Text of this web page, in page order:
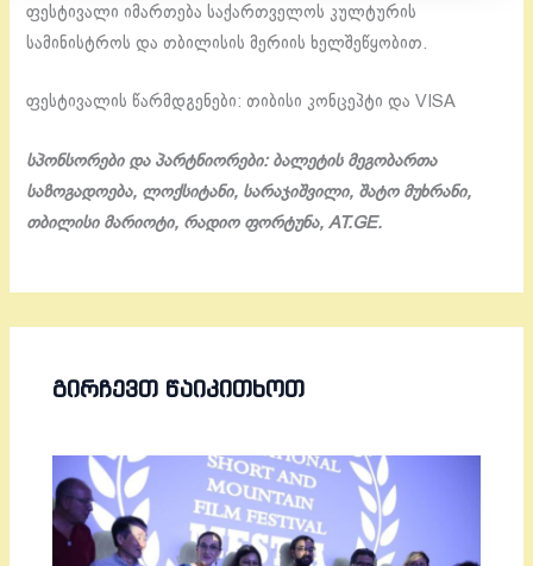
ფესტივალი იმართება საქართველოს კულტურის
სამინისტროს და თბილისის მერიის ხელშეწყობით.
ფესტივალის წარმდგენები: თიბისი კონცეპტი და VISA
სპონსორები და პარტნიორები: ბალეტის მეგობართა
საზოგადოება, ლოქსიტანი, სარაჯიშვილი, შატო მუხრანი,
თბილისი მარიოტი, რადიო ფორტუნა, AT.GE.
ᲒᲘᲠᲩᲔᲕᲗ ᲬᲐᲘᲙᲘᲗᲮᲝᲗ